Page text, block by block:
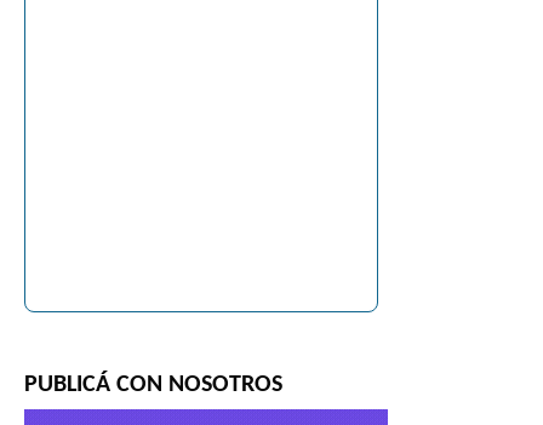
PUBLICÁ CON NOSOTROS